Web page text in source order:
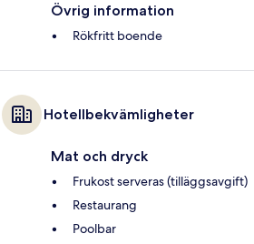
Övrig information
Rökfritt boende
Hotellbekvämligheter
Mat och dryck
Frukost serveras (tilläggsavgift)
Restaurang
Poolbar